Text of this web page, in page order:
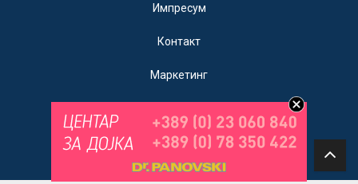
Импресум
Контакт
Маркетинг
@2019 - A1on. Сите права задржани.